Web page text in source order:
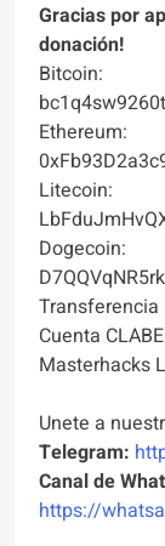
Gracias por
donación!
Bitcoin:
Ethereum:
Litecoin:
Dogecoin:
Cuenta
Masterhacks
Unete a
Telegram:
Canal de
https://